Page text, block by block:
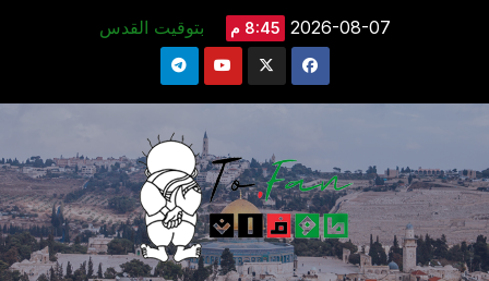
2026-08-07 8:45 م بتوقيت القدس